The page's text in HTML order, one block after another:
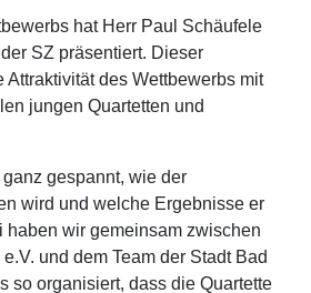
hat Herr Paul Schäufele
SZ präsentiert. Dieser
Attraktivität des Wettbewerbs mit
jungen Quartetten und
gespannt, wie der
wird und welche Ergebnisse er
haben wir gemeinsam zwischen
und dem Team der Stadt Bad
so organisiert, dass die Quartette